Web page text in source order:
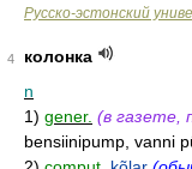
Русско-эстонский
4
колонка
n
1) gener. (в газете,
bensiinipump, vanni